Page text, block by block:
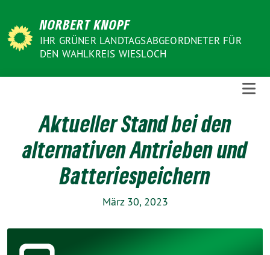
zum
Inhalt
NORBERT KNOPF
IHR GRÜNER LANDTAGSABGEORDNETER FÜR
DEN WAHLKREIS WIESLOCH
Aktueller Stand bei den
alternativen Antrieben und
Batteriespeichern
März 30, 2023